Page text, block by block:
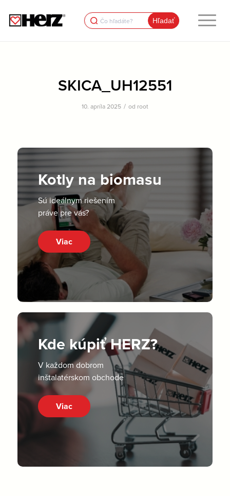
Search
for:
SKICA_UH12551
10. apríla 2025 / od root
Kotly na biomasu
Sú ideálnym riešením
práve pre vás?
Viac
Kde kúpiť HERZ?
V každom dobrom
inštalatérskom obchode
Viac